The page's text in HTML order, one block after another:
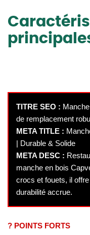
TITRE SEO :
de remplacement
META TITLE :
| Durable & Solide
META DESC :
manche en bois
crocs et fouets, il
durabilité accrue.
? POINTS FORTS